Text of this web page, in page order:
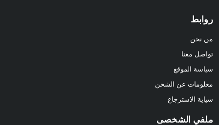
روابط
من نحن
تواصل معنا
سياسة الموقع
معلومات عن الشحن
سياية الاسترجاع
ملفي الشخصى